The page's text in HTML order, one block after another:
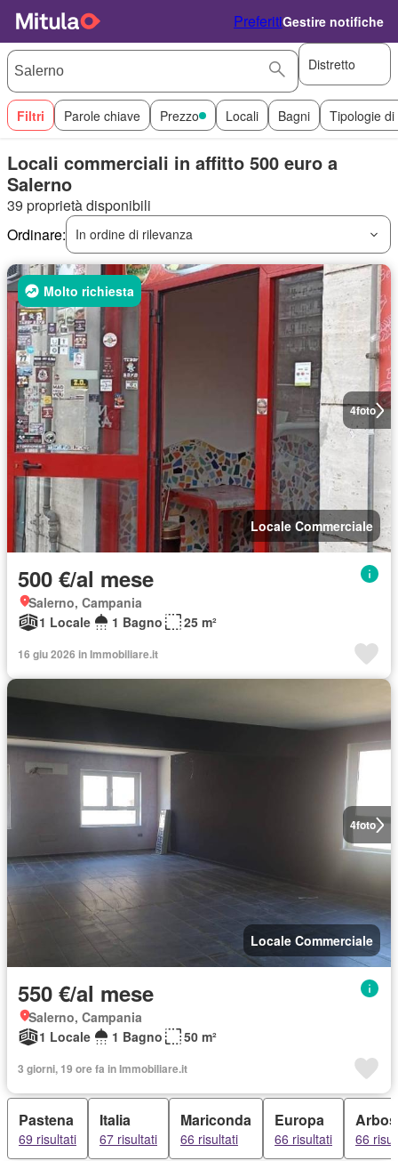
PreferitiGestire notifiche
Distretto
Filtri Parole chiave Prezzo Locali Bagni Tipologie
Locali commerciali in affitto 500 euro a
Salerno
39 proprietà disponibili
Ordinare:
In ordine di rilevanza
4foto
Molto richiesta
Locale Commerciale
500 €/al mese
Salerno, Campania
1 Locale
1 Bagno 25 m²
16 giu 2026 in Immobiliare.it
4foto
Locale Commerciale
550 €/al mese
Salerno, Campania
1 Locale
1 Bagno 50 m²
3 giorni, 19 ore fa in Immobiliare.it
Pastena
69 risultati
Italia
67 risultati
Mariconda
66 risultati
Europa
66 risultati 66